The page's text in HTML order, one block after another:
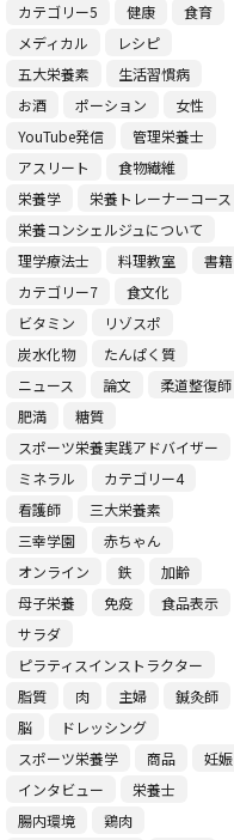
カテゴリー5
健康
食育
メディカル
レシピ
五大栄養素
生活習慣病
お酒
ポーション
女性
YouTube発信
管理栄養士
アスリート
食物繊維
栄養学
栄養トレーナーコース
栄養コンシェルジュについて
理学療法士
料理教室
書籍
カテゴリー7
食文化
ビタミン
リゾスポ
炭水化物
たんぱく質
ニュース
論文
柔道整復師
肥満
糖質
スポーツ栄養実践アドバイザー
ミネラル
カテゴリー4
看護師
三大栄養素
三幸学園
赤ちゃん
オンライン
鉄
加齢
母子栄養
免疫
食品表示
サラダ
ピラティスインストラクター
脂質
肉 主婦
鍼灸師
脳
ドレッシング
スポーツ栄養学
商品
妊娠
インタビュー
栄養士
腸内環境
鶏肉